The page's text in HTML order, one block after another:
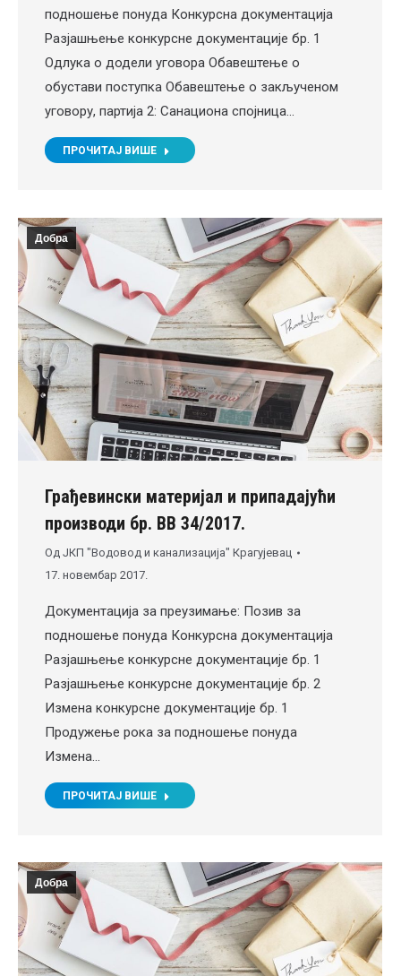
подношење понуда Конкурсна документација
Разјашњење конкурсне документације бр. 1
Одлука о додели уговора Обавештење о
обустави поступка Обавештење о закљученом
уговору, партија 2: Санациона спојница…
ПРОЧИТАЈ ВИШЕ
Добра
Грађевински материјал и припадајући
производи бр. ВВ 34/2017.
Од ЈКП "Водовод и канализација" Крагујевац
17. новембар 2017.
Документација за преузимање: Позив за
подношење понуда Конкурсна документација
Разјашњење конкурсне документације бр. 1
Разјашњење конкурсне документације бр. 2
Измена конкурсне документације бр. 1
Продужење рока за подношење понуда
Измена…
ПРОЧИТАЈ ВИШЕ
Добра